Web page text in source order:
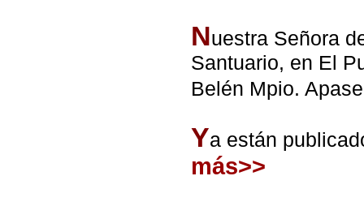
Nuestra Señora
Santuario, en El
Belén Mpio.
Ya están
más>>